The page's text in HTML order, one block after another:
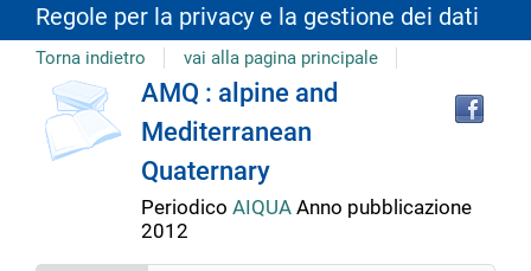
Regole per la privacy e la gestione dei dati
Torna indietro vai alla pagina principale
Dettaglio
del
documento
copertina
AMQ : alpine and
Mediterranean
Quaternary
Periodico AIQUA Anno pubblicazione
2012